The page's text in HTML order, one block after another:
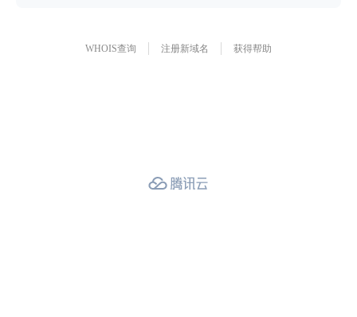
WHOIS查询 注册新域名 获得帮助